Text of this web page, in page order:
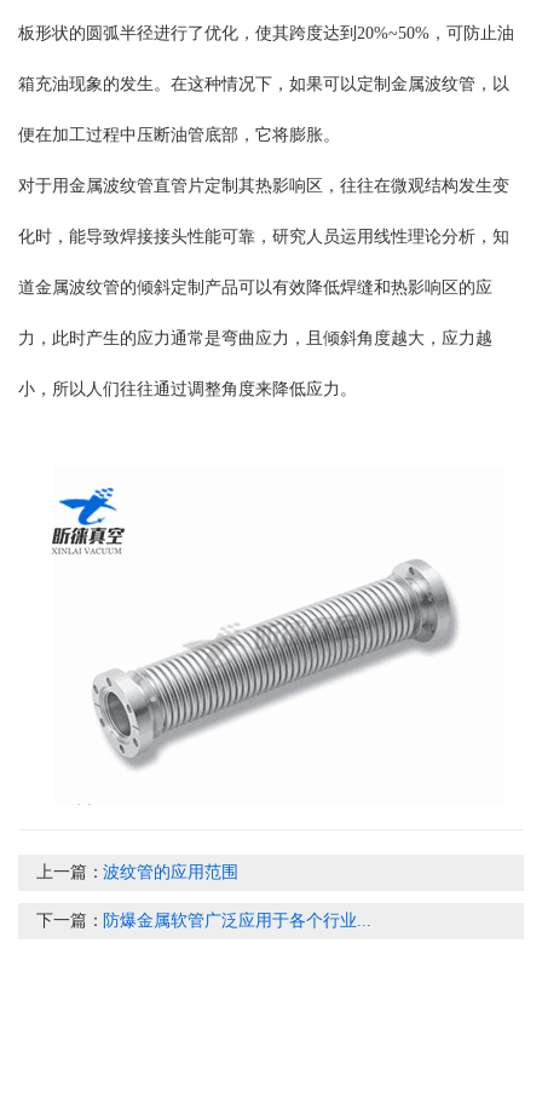
板形状的圆弧半径进行了优化，使其跨度达到20%~50%，可防止油
箱充油现象的发生。在这种情况下，如果可以定制金属波纹管，以
便在加工过程中压断油管底部，它将膨胀。
对于用金属波纹管直管片定制其热影响区，往往在微观结构发生变
化时，能导致焊接接头性能可靠，研究人员运用线性理论分析，知
道金属波纹管的倾斜定制产品可以有效降低焊缝和热影响区的应
力，此时产生的应力通常是弯曲应力，且倾斜角度越大，应力越
小，所以人们往往通过调整角度来降低应力。
上一篇：波纹管的应用范围
下一篇： 防爆金属软管广泛应用于各个行业...